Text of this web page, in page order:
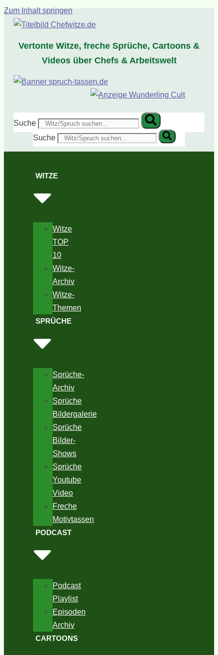
Zum Inhalt springen
Vertonte Witze, freche Sprüche, Cartoons &
Videos über Chefs & Arbeitswelt
Suche
Suche
WITZE
Witze
TOP
10
Witze-
Archiv
Witze-
Themen
SPRÜCHE
Sprüche-
Archiv
Sprüche
Bildergalerie
Sprüche
Bilder-
Shows
Sprüche
Youtube
Video
Freche
Motivtassen
PODCAST
Podcast
Playlist
Episoden
Archiv
CARTOONS